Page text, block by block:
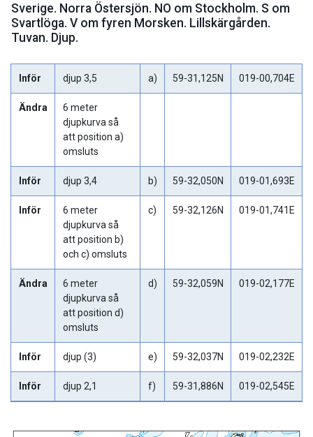
Sverige. Norra Östersjön. NO om Stockholm. S om
Svartlöga. V om fyren Morsken. Lillskärgården.
Tuvan. Djup.
Inför djup 3,5 a) 59-31,125N 019-00,704E
Ändra
6 meter
djupkurva så
att position a)
omsluts
Inför djup 3,4 b) 59-32,050N 019-01,693E
Inför
6 meter
djupkurva så
att position b)
och c) omsluts
c) 59-32,126N 019-01,741E
Ändra
6 meter
djupkurva så
att position d)
omsluts
d) 59-32,059N 019-02,177E
Inför djup (3) e) 59-32,037N 019-02,232E
Inför djup 2,1 f) 59-31,886N 019-02,545E